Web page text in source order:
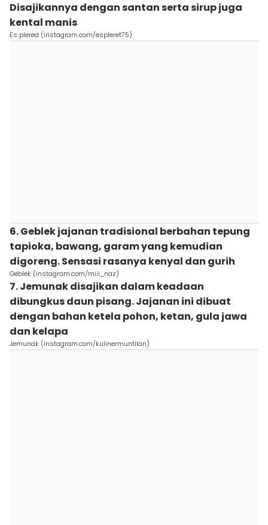
Disajikannya dengan santan serta sirup juga
kental manis
Es plered (instagram.com/espleret75)
6. Geblek jajanan tradisional berbahan tepung
tapioka, bawang, garam yang kemudian
digoreng. Sensasi rasanya kenyal dan gurih
Geblek (instagram.com/miii_naz)
7. Jemunak disajikan dalam keadaan
dibungkus daun pisang. Jajanan ini dibuat
dengan bahan ketela pohon, ketan, gula jawa
dan kelapa
Jemunak (instagram.com/kulinermuntilan)